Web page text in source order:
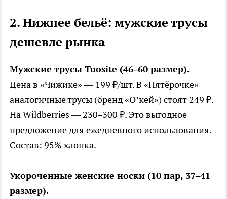
2. Нижнее бельё: мужские трусы
дешевле рынка
Мужские трусы Tuosite (46–60 размер).
Цена в «Чижике» — 199 ₽/шт. В «Пятёрочке»
аналогичные трусы (бренд «О’кей») стоят 249 ₽.
На Wildberries — 230–300 ₽. Это выгодное
предложение для ежедневного использования.
Состав: 95% хлопка.
Укороченные женские носки (10 пар, 37–41
размер).